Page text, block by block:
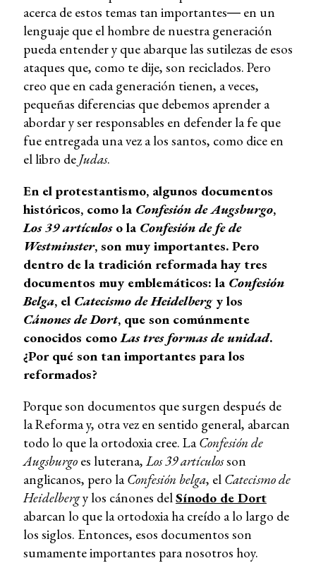
acerca de estos temas tan importantes― en un
lenguaje que el hombre de nuestra generación
pueda entender y que abarque las sutilezas de esos
ataques que, como te dije, son reciclados. Pero
creo que en cada generación tienen, a veces,
pequeñas diferencias que debemos aprender a
abordar y ser responsables en defender la fe que
fue entregada una vez a los santos, como dice en
el libro de Judas.
En el protestantismo, algunos documentos
históricos, como la Confesión de Augsburgo,
Los 39 artículoso la Confesión de fe de
Westminster, son muy importantes. Pero
dentro de la tradición reformada hay tres
documentos muy emblemáticos: la Confesión
Belga, el Catecismo de Heidelbergy los
Cánones de Dort, que son comúnmente
conocidos comoLas tres formas de unidad.
¿Por qué son tan importantes para los
reformados?
Porque son documentos que surgen después de
la Reforma y, otra vez en sentido general, abarcan
todo lo que la ortodoxia cree. La Confesión de
Augsburgoes luterana,Los 39 artículosson
anglicanos, pero la Confesión belga, el Catecismo de
Heidelbergy los cánones delSínodo de Dort
abarcan lo que la ortodoxia ha creído a lo largo de
los siglos. Entonces, esos documentos son
sumamente importantes para nosotros hoy.